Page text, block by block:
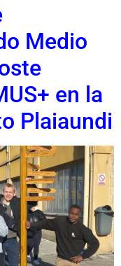
Medio
en la
Plaiaundi